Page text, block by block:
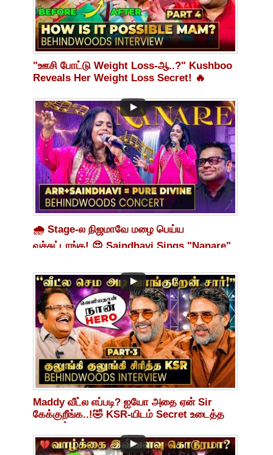
"ஊசி போட்டு Weight Loss-ஆ..?" Kushboo
Reveals Her Weight Loss Secret! 🔥
🌧️ Stage-ல நிஜமாவே மழை பெய்ய
வச்சுட்டாங்க! 😍 Saindhavi Sings "Nanare"
Maddy வீட்ல எப்படி? ஐயோ அதை ஏன் Sir
கேக்குறீங்க..!🤣 KSR-யிடம் Secret உடைத்த
மாதவன்!